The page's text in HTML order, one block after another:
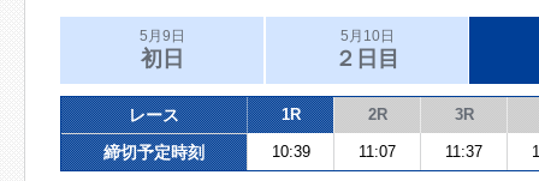
5月9日
初日
5月10日
２日目
レース 1R 2R 3R
締切予定時刻 10:39 11:07 11:37